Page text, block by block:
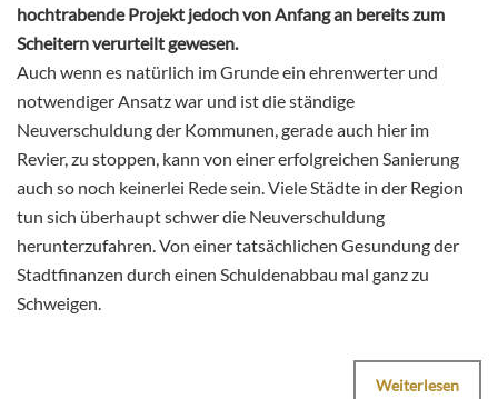
hochtrabende Projekt jedoch von Anfang an bereits zum
Scheitern verurteilt gewesen.
Auch wenn es natürlich im Grunde ein ehrenwerter und
notwendiger Ansatz war und ist die ständige
Neuverschuldung der Kommunen, gerade auch hier im
Revier, zu stoppen, kann von einer erfolgreichen Sanierung
auch so noch keinerlei Rede sein. Viele Städte in der Region
tun sich überhaupt schwer die Neuverschuldung
herunterzufahren. Von einer tatsächlichen Gesundung der
Stadtfinanzen durch einen Schuldenabbau mal ganz zu
Schweigen.
Weiterlesen